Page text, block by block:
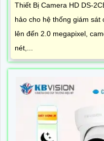
Thiết Bị Camera HD DS-
hảo cho hệ thống giám
lên đến 2.0 megapixel,
nét,...